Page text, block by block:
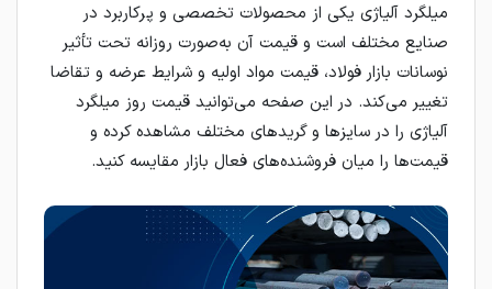
میلگرد آلیاژی یکی از محصولات تخصصی و پرکاربرد در
صنایع مختلف است و قیمت آن به‌صورت روزانه تحت تأثیر
نوسانات بازار فولاد، قیمت مواد اولیه و شرایط عرضه و تقاضا
تغییر می‌کند. در این صفحه می‌توانید قیمت روز میلگرد
آلیاژی را در سایزها و گریدهای مختلف مشاهده کرده و
قیمت‌ها را میان فروشنده‌های فعال بازار مقایسه کنید.